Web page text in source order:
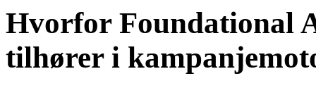
Hvorfor Foundational
tilhører i